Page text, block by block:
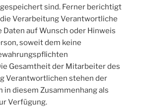
sind. Ferner berichtigt
Verarbeitung Verantwortliche
Daten auf Wunsch oder Hinweis
soweit dem keine
Gesamtheit der Mitarbeiter des
Verantwortlichen stehen der
in diesem Zusammenhang als
Verfügung.